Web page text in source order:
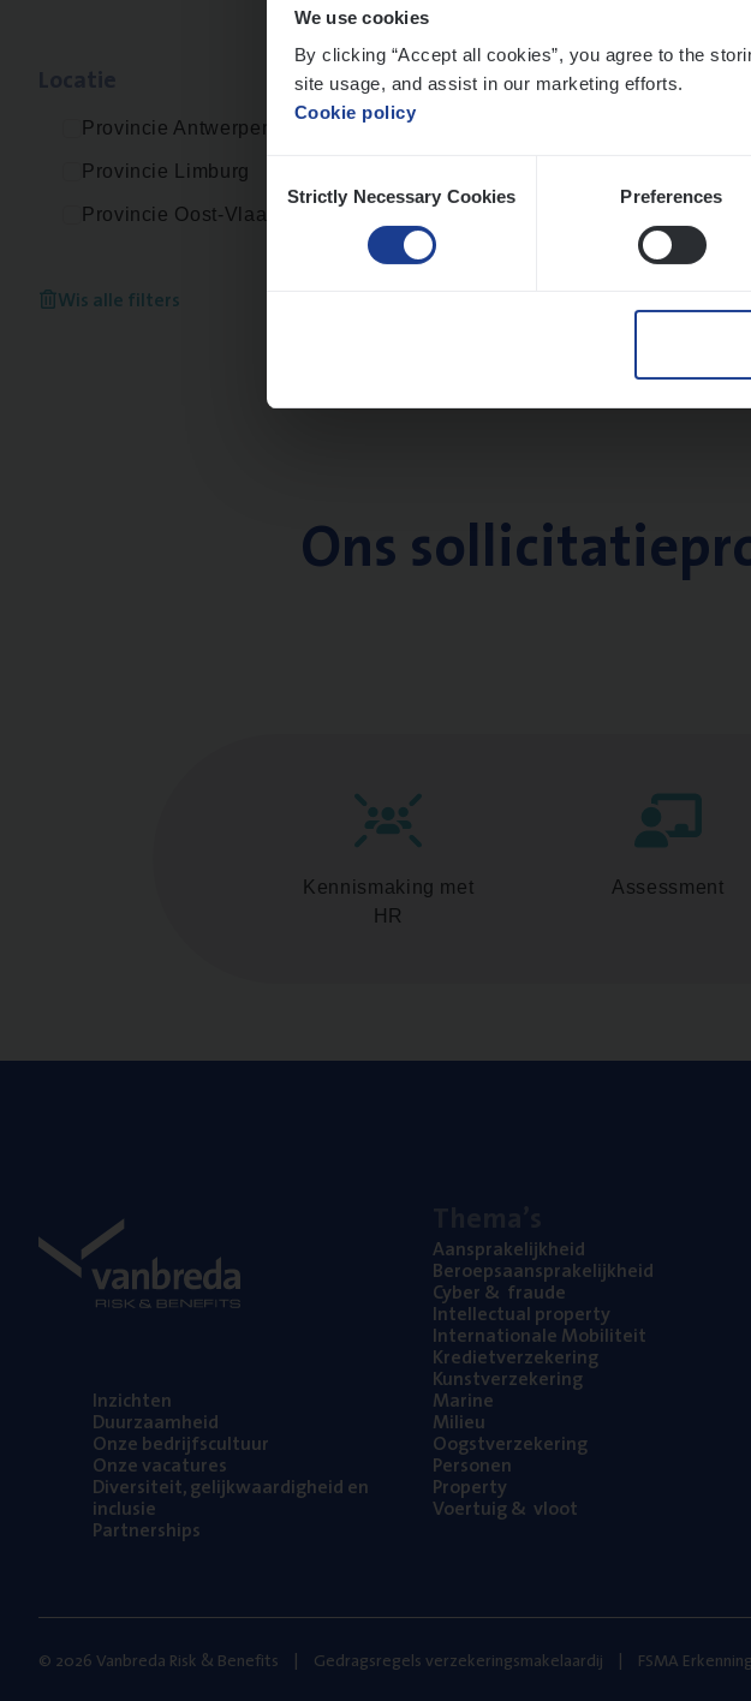
We use cookies
By clicking “Accept all cookies”, you agree to the
site usage, and assist in our marketing efforts.
Cookie policy
Selection
Strictly Necessary Cookies Preferences
Provincie Antwerpen
Provincie Limburg
Provincie Oost-Vlaanderen
Wis alle filters
Ons
Kennismaking met
HR
Assessment
Inzich­ten
Duur­zaam­heid
Onze bedrijfs­cul­tuur
Onze vaca­tu­res
Diver­si­teit, gelijk­waar­dig­heid en
inclusie
Part­ner­ships
Aan­spra­ke­lijk­heid
Beroeps­aan­spra­ke­lijk­heid
Cyber& fraude
Intel­lec­tu­al property
Inter­na­ti­o­na­le Mobiliteit
Kre­diet­ver­ze­ke­ring
Kunst­ver­ze­ke­ring
Mari­ne
Mili­eu
Oogst­ver­ze­ke­ring
Per­so­nen
Pro­per­ty
Voer­tuig& vloot
© 2026 Vanbreda Risk & Benefits Gedragsregels verzekeringsmakelaardij FSMA Erkenning